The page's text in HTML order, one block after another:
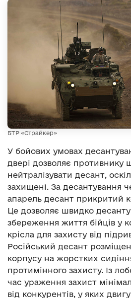
БТР «Страйкер»
У бойових умовах
двері дозволяє противнику
нейтралізувати десант,
захищені. За десантування
апарель десант прикритий
Це дозволяє швидко
збереження життя бійців у
крісла для захисту від
Російський десант
корпусу на жорстких
протимінного захисту. Із
час ураження захист
від конкурентів, у яких